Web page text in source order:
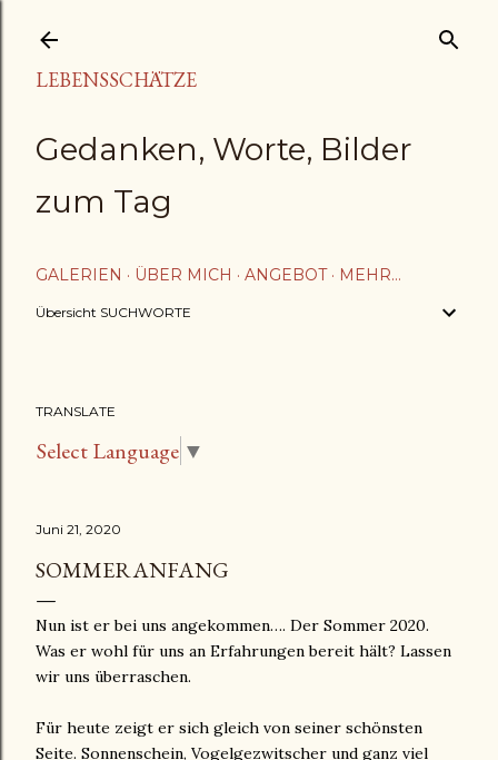
LEBENSSCHÄTZE
Gedanken, Worte, Bilder
zum Tag
GALERIEN ÜBER MICH ANGEBOT MEHR…
Übersicht SUCHWORTE
TRANSLATE
Select Language ▼
Juni 21, 2020
SOMMERANFANG
Nun ist er bei uns angekommen…. Der Sommer 2020.
Was er wohl für uns an Erfahrungen bereit hält? Lassen
wir uns überraschen.
Für heute zeigt er sich gleich von seiner schönsten
Seite. Sonnenschein, Vogelgezwitscher und ganz viel